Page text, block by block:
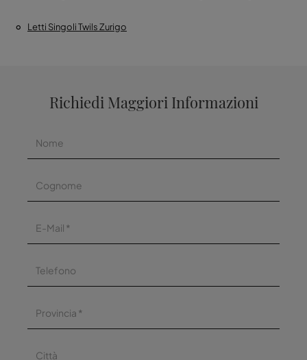
Letti Singoli Twils Zurigo
Richiedi Maggiori Informazioni